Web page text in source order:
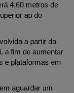
4,60 metros de
ao do
a partir da
a fim de aumentar
e plataformas em
aguardar um